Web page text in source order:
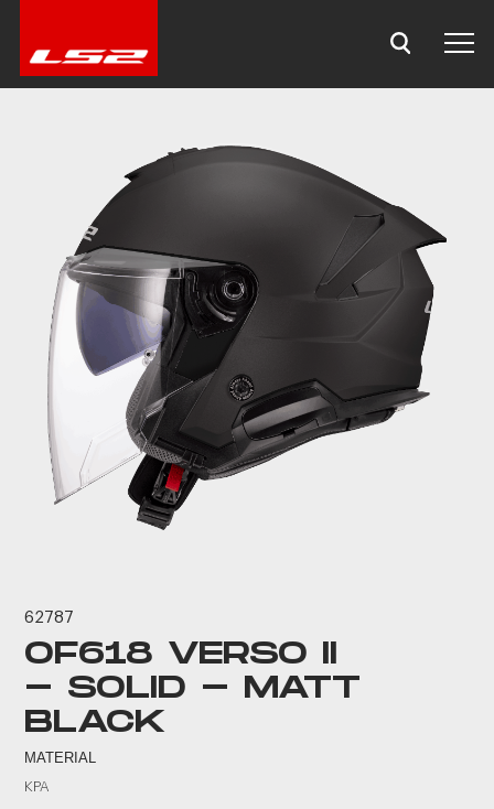
62787
OF618 VERSO II
- SOLID - MATT
BLACK
MATERIAL
KPA